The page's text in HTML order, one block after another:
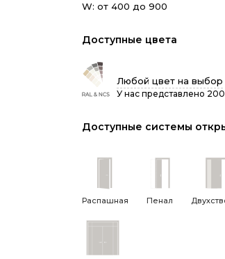
W: от 400 до 900
Доступные цвета
Любой цвет на выбор
У нас представлено
Доступные системы
Распашная Пенал